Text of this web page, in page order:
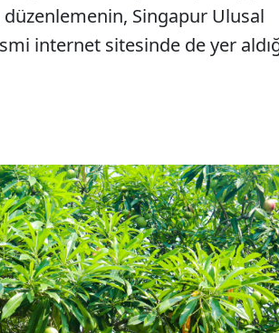
Singapur Ulusal
internet sitesinde de yer